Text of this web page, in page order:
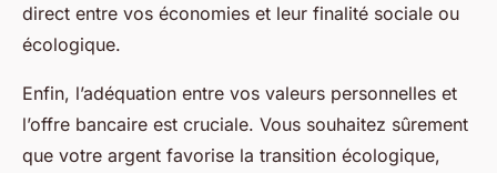
direct entre vos économies et leur finalité sociale ou
écologique.
Enfin, l’adéquation entre vos valeurs personnelles et
l’offre bancaire est cruciale. Vous souhaitez sûrement
que votre argent favorise la transition écologique,